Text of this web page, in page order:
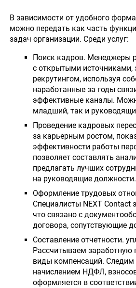
В зависимости от удобного
можно передать как часть
задач организации. Среди услуг:
Поиск кадров. Менеджеры
с открытыми источниками,
рекрутингом, используя
наработанные за годы
эффективные каналы.
младший, так и
Проведение кадровых
за карьерным ростом,
эффективности работы
позволяет составлять
предлагать лучших
на руководящие должности.
Оформление трудовых
Специалисты NEXT Contact
что связано с
договора, сопутствующие
Составление отчетности.
Рассчитываем заработную
виды компенсаций.
начислением НДФЛ,
оформляется в